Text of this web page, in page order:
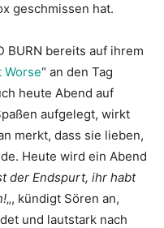
geschmissen hat.
BURN bereits auf ihrem
Worse“ an den Tag
heute Abend auf
aufgelegt, wirkt
merkt, dass sie lieben,
Heute wird ein Abend
der Endspurt, ihr habt
„, kündigt Sören an,
und lautstark nach